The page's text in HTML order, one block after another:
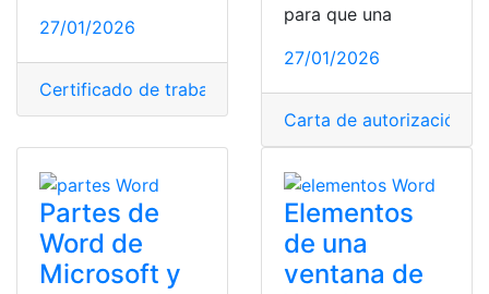
27/01/2026
Certificado de trabajo Certificados,Documentos,
para que una
27/01/2026
Carta de autorización
Partes de
Word de
Microsoft y
Elementos
de una
ventana de